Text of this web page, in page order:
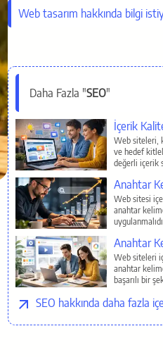
Web tasarım hakkında bilgi
Daha Fazla "SEO"
İlgili Sayfalar İçerik
Web siteleri,
ve hedef
değerli içerik
Anahtar
Web sitesi
anahtar
Anahtar
Web siteleri
anahtar
başarılı bir
adımdır.
SEO